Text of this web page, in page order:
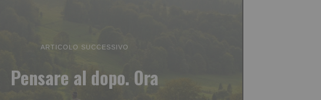
ARTICOLO SUCCESSIVO
Pensare al dopo. Ora